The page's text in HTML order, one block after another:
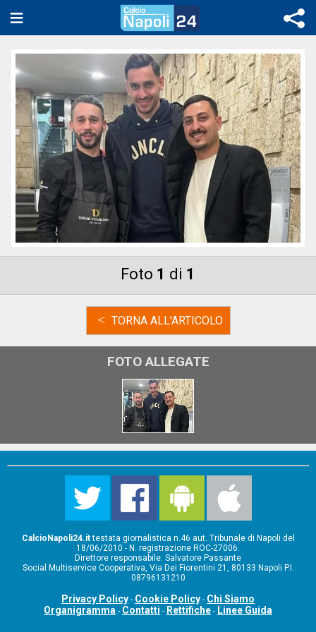
Foto 1 di 1
< TORNA ALL'ARTICOLO
FOTO ALLEGATE
CalcioNapoli24.ittestata giornalistica n.46 aut. Tribunale di Napoli del
18/06/2010 - N. registrazione ROC-27006.
Direttore responsabile: Salvatore Passante
Social Multiservice Cooperativa, Via Dei Fiorentini 21, 80133 Napoli P.I.
08796131210
Privacy Policy - Cookie Policy - Chi Siamo
Organigramma - Contatti - Rettifiche - Linee Guida